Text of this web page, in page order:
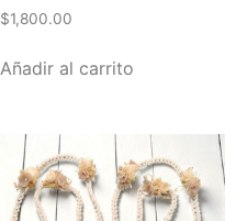
$1,800.00
Añadir al carrito